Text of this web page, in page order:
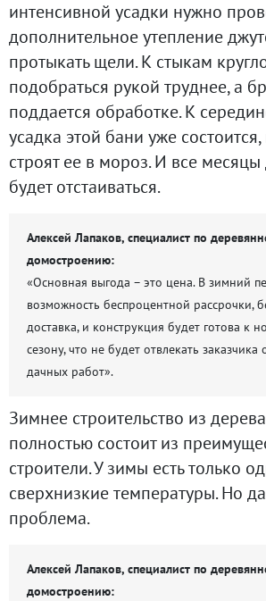
интенсивной усадки нужно
дополнительное утепление
протыкать щели. К стыкам
подобраться рукой труднее, а
поддается обработке. К
усадка этой бани уже
строят ее в мороз. И все месяцы
будет отстаиваться.
Алексей Лапаков, специалист по
домостроению:
«Основная выгода – это цена. В зимний
возможность беспроцентной рассрочки,
доставка, и конструкция будет готова к
сезону, что не будет отвлекать
дачных работ».
Зимнее строительство из
полностью состоит из
строители. У зимы есть только
сверхнизкие температуры. Но
проблема.
Алексей Лапаков, специалист по
домостроению: